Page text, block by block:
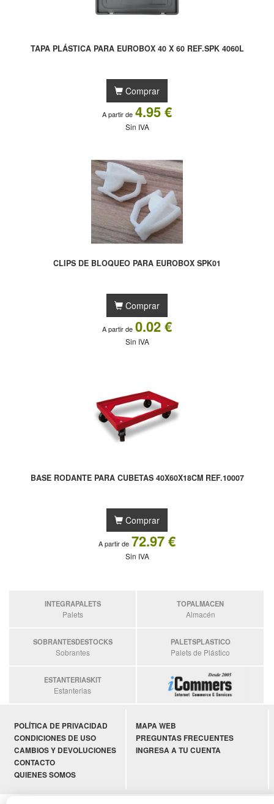
TAPA PLÁSTICA PARA EUROBOX 40 X 60 REF.SPK 4060L
Comprar
A partir de 4.95 €
Sin IVA
CLIPS DE BLOQUEO PARA EUROBOX SPK01
Comprar
A partir de 0.02 €
Sin IVA
BASE RODANTE PARA CUBETAS 40X60X18CM REF.10007
Comprar
A partir de 72.97 €
Sin IVA
INTEGRAPALETS
Palets
TOPALMACEN
Almacén
SOBRANTESDESTOCKS
Sobrantes
PALETSPLASTICO
Palets de Plástico
ESTANTERIASKIT
Estanterias
POLÍTICA DE PRIVACIDAD
CONDICIONES DE USO
CAMBIOS Y DEVOLUCIONES
CONTACTO
QUIENES SOMOS
MAPA WEB
PREGUNTAS FRECUENTES
INGRESA A TU CUENTA